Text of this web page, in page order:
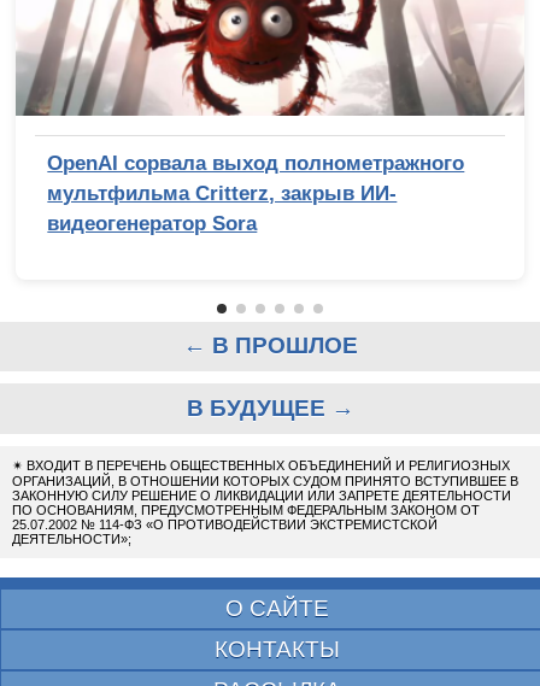
OpenAI сорвала выход полнометражного
мультфильма Critterz, закрыв ИИ-
видеогенератор Sora
← В ПРОШЛОЕ
В БУДУЩЕЕ →
✴ ВХОДИТ В ПЕРЕЧЕНЬ ОБЩЕСТВЕННЫХ ОБЪЕДИНЕНИЙ И РЕЛИГИОЗНЫХ
ОРГАНИЗАЦИЙ, В ОТНОШЕНИИ КОТОРЫХ СУДОМ ПРИНЯТО ВСТУПИВШЕЕ В
ЗАКОННУЮ СИЛУ РЕШЕНИЕ О ЛИКВИДАЦИИ ИЛИ ЗАПРЕТЕ ДЕЯТЕЛЬНОСТИ
ПО ОСНОВАНИЯМ, ПРЕДУСМОТРЕННЫМ ФЕДЕРАЛЬНЫМ ЗАКОНОМ ОТ
25.07.2002 № 114-ФЗ «О ПРОТИВОДЕЙСТВИИ ЭКСТРЕМИСТСКОЙ
ДЕЯТЕЛЬНОСТИ»;
О САЙТЕ
КОНТАКТЫ